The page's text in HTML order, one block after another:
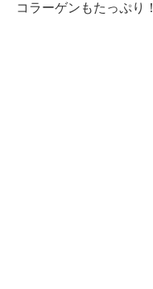
コラーゲンもたっぷり！